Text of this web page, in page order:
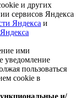
и других
сервисов Яндекса
Яндекса и
ими
уведомление
пользоваться
cookie в
и/